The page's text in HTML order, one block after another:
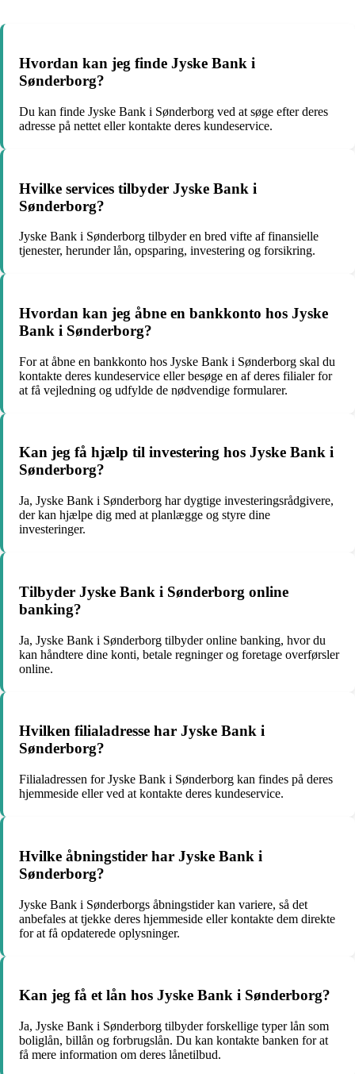
Hvordan kan jeg finde Jyske Bank i
Sønderborg?
Du kan finde Jyske Bank i Sønderborg ved at søge efter deres
adresse på nettet eller kontakte deres kundeservice.
Hvilke services tilbyder Jyske Bank i
Sønderborg?
Jyske Bank i Sønderborg tilbyder en bred vifte af finansielle
tjenester, herunder lån, opsparing, investering og forsikring.
Hvordan kan jeg åbne en bankkonto hos Jyske
Bank i Sønderborg?
For at åbne en bankkonto hos Jyske Bank i Sønderborg skal du
kontakte deres kundeservice eller besøge en af deres filialer for
at få vejledning og udfylde de nødvendige formularer.
Kan jeg få hjælp til investering hos Jyske Bank i
Sønderborg?
Ja, Jyske Bank i Sønderborg har dygtige investeringsrådgivere,
der kan hjælpe dig med at planlægge og styre dine
investeringer.
Tilbyder Jyske Bank i Sønderborg online
banking?
Ja, Jyske Bank i Sønderborg tilbyder online banking, hvor du
kan håndtere dine konti, betale regninger og foretage overførsler
online.
Hvilken filialadresse har Jyske Bank i
Sønderborg?
Filialadressen for Jyske Bank i Sønderborg kan findes på deres
hjemmeside eller ved at kontakte deres kundeservice.
Hvilke åbningstider har Jyske Bank i
Sønderborg?
Jyske Bank i Sønderborgs åbningstider kan variere, så det
anbefales at tjekke deres hjemmeside eller kontakte dem direkte
for at få opdaterede oplysninger.
Kan jeg få et lån hos Jyske Bank i Sønderborg?
Ja, Jyske Bank i Sønderborg tilbyder forskellige typer lån som
boliglån, billån og forbrugslån. Du kan kontakte banken for at
få mere information om deres lånetilbud.